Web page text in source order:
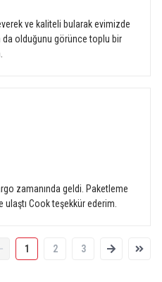
ve kaliteli bularak evimizde
da olduğunu görünce toplu bir
zamanında geldi. Paketleme
ulaştı Cook teşekkür ederim.
1 2 3